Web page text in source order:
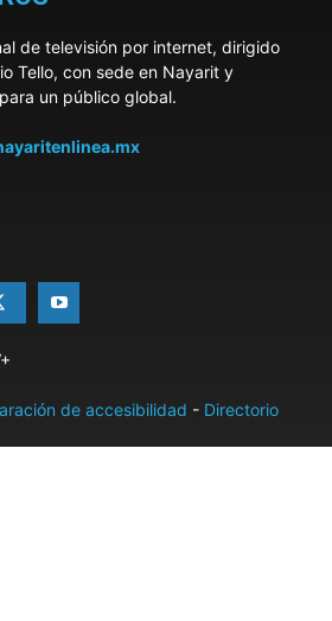
de televisión por internet, dirigido
Tello, con sede en Nayarit y
un público global.
de accesibilidad - Directorio